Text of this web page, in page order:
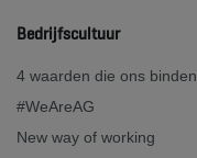
Bedrijfscultuur
4 waarden die ons binden
#WeAreAG
New way of working